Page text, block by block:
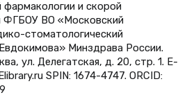
фармакологии и скорой
ФГБОУ ВО «Московский
стоматологический
Минздрава России.
ул. Делегатская, д. 20, стр. 1. E-
SPIN: 1674-4747. ORCID: